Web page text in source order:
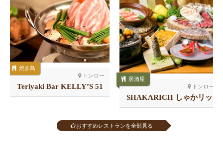
トンロー
焼き鳥
Teriyaki Bar KELLY’S 51
店
トンロー
居酒屋
SHAKARICH しゃかリッ
チ トンロー
おすすめレストランを全部見る